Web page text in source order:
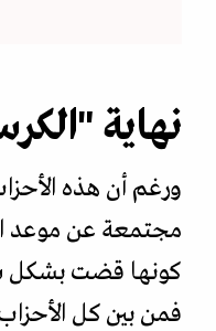
نهاية
ورغم أن هذه
كونها قضت بشكل
فمن بين كل